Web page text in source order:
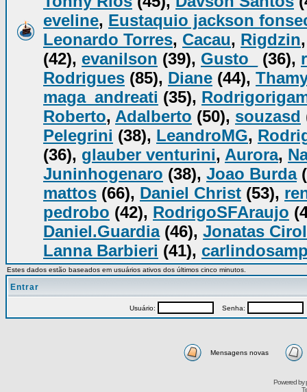
eveline, Eustaquio jackson
Leonardo Torres, Cacau, Rigdzin
(42), evanilson (39), Gusto_ (36),
Rodrigues (85), Diane (44),
maga_andreati (35),
Roberto, Adalberto (50), souzasd
Pelegrini (38), LeandroMG,
(36), glauber venturini, Aurora,
Juninhogenaro (38), Joao Burda
mattos (66), Daniel Christ (53),
pedrobo (42), RodrigoSFAraujo
Daniel.Guardia(46), Jonatas
Lanna Barbieri (41),
Estes dados estão baseados em usuários ativos dos últimos cinco minutos.
Entrar
Usuário: Senha:
Mensagens novas
Powered by